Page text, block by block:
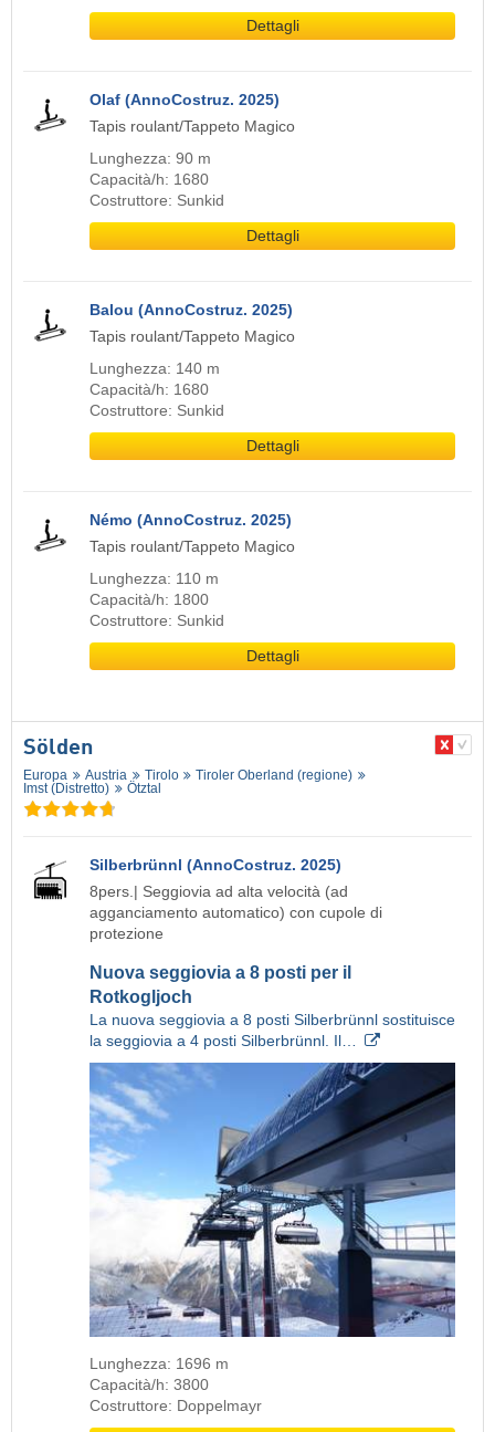
Dettagli
Olaf (AnnoCostruz. 2025)
Tapis roulant/Tappeto Magico
Lunghezza: 90 m
Capacità/h: 1680
Costruttore: Sunkid
Dettagli
Balou (AnnoCostruz. 2025)
Tapis roulant/Tappeto Magico
Lunghezza: 140 m
Capacità/h: 1680
Costruttore: Sunkid
Dettagli
Némo (AnnoCostruz. 2025)
Tapis roulant/Tappeto Magico
Lunghezza: 110 m
Capacità/h: 1800
Costruttore: Sunkid
Dettagli
Sölden
Europa Austria Tirolo
Tiroler Oberland (regione)
Imst (Distretto)
Ötztal
Silberbrünnl (AnnoCostruz. 2025)
8pers.| Seggiovia ad alta velocità (ad
agganciamento automatico) con cupole di
protezione
Nuova seggiovia a 8 posti per il
Rotkogljoch
La nuova seggiovia a 8 posti Silberbrünnl sostituisce
la seggiovia a 4 posti Silberbrünnl. Il…
Lunghezza: 1696 m
Capacità/h: 3800
Costruttore: Doppelmayr